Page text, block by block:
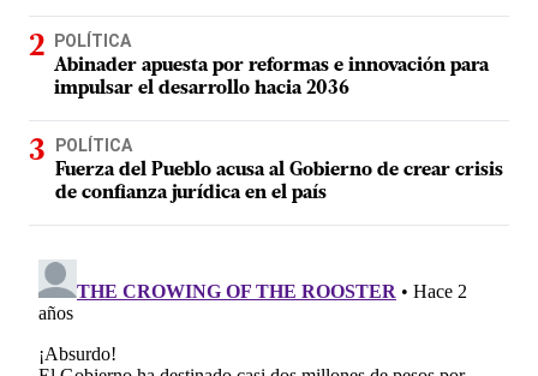
POLÍTICA
Abinader apuesta por reformas e innovación para
impulsar el desarrollo hacia 2036
POLÍTICA
Fuerza del Pueblo acusa al Gobierno de crear crisis
de confianza jurídica en el país